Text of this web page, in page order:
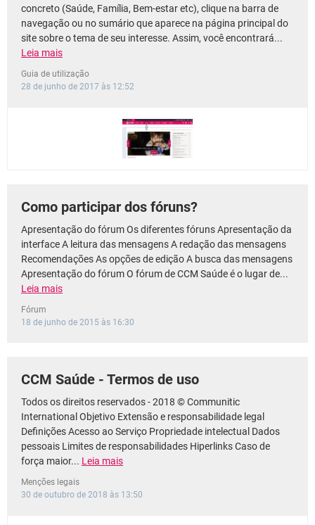
concreto (Saúde, Família, Bem-estar etc), clique na barra de
navegação ou no sumário que aparece na página principal do
site sobre o tema de seu interesse. Assim, você encontrará...
Leia mais
Guia de utilização
28 de junho de 2017 às 12:52
Como participar dos fóruns?
Apresentação do fórum Os diferentes fóruns Apresentação da
interface A leitura das mensagens A redação das mensagens
Recomendações As opções de edição A busca das mensagens
Apresentação do fórum O fórum de CCM Saúde é o lugar de...
Leia mais
Fórum
18 de junho de 2015 às 16:30
CCM Saúde - Termos de uso
Todos os direitos reservados - 2018 © Communitic
International Objetivo Extensão e responsabilidade legal
Definições Acesso ao Serviço Propriedade intelectual Dados
pessoais Limites de responsabilidades Hiperlinks Caso de
força maior... Leia mais
Menções legais
30 de outubro de 2018 às 13:50